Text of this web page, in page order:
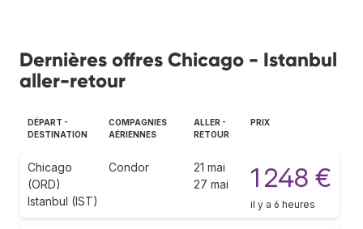
Dernières offres Chicago - Istanbul
aller-retour
DÉPART -
DESTINATION
COMPAGNIES
AÉRIENNES
ALLER -
RETOUR
PRIX
Chicago
(ORD)
Istanbul (IST)
Condor
21 mai
27 mai
1 248 €
il y a 6 heures